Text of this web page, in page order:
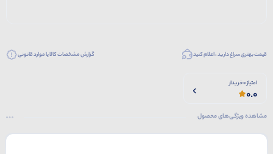
قیمت بهتری سراغ دارید ، اعلام کنید گزارش مشخصات کالا یا موارد قانونی
امتیاز 0 خریدار
0.0
مشاهده ویژگی‌های محصول